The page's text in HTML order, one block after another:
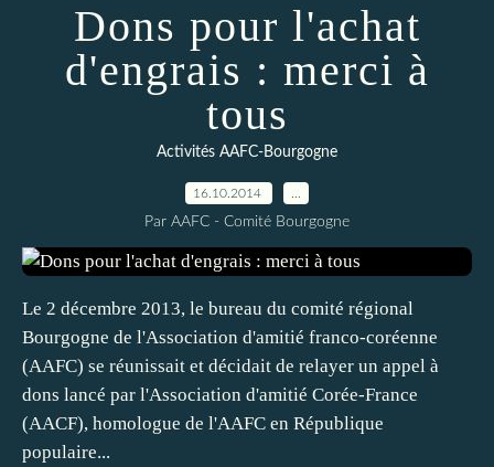
Dons pour l'achat
d'engrais : merci à
tous
Activités AAFC-Bourgogne
16.10.2014
Par AAFC - Comité Bourgogne
Le 2 décembre 2013, le bureau du comité régional
Bourgogne de l'Association d'amitié franco-coréenne
(AAFC) se réunissait et décidait de relayer un appel à
dons lancé par l'Association d'amitié Corée-France
(AACF), homologue de l'AAFC en République
populaire...